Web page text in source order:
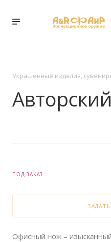
Украшенные изделия,
ПОД ЗАКАЗ
Офисный нож –